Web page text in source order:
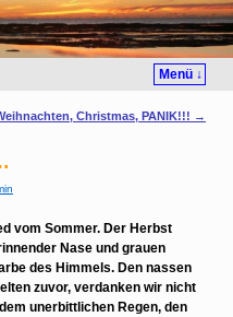
Menü ↓
Christmas, PANIK!!! →
vom Sommer. Der Herbst
Nase und grauen
des Himmels. Den nassen
zuvor, verdanken wir nicht
unerbittlichen Regen, den